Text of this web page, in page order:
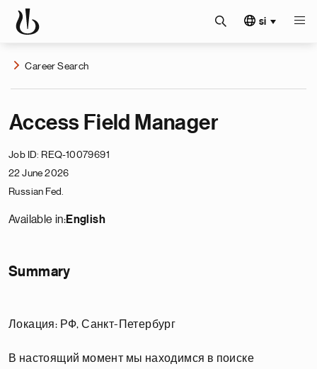
si
Career Search
Access Field Manager
Job ID REQ-10079691
22 June 2026
Russian Fed.
Available in:English
Summary
Локация: РФ, Санкт-Петербург
В настоящий момент мы находимся в поиске